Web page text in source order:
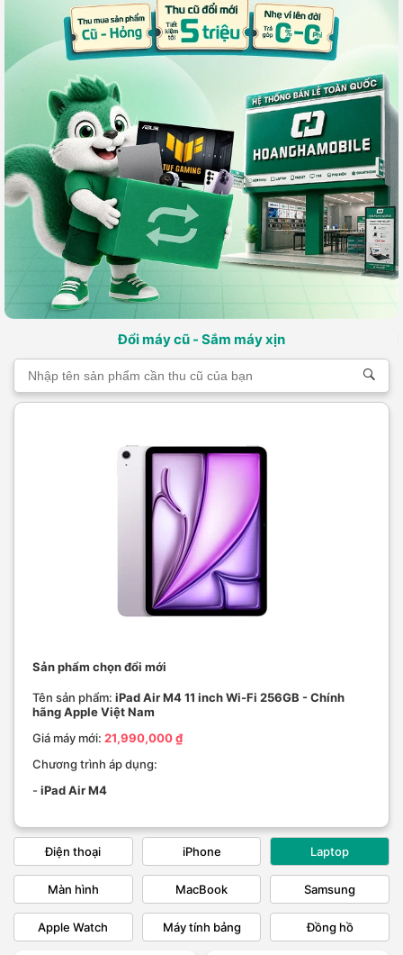
Đổi máy cũ - Sắm máy xịn
Sản phẩm chọn đổi mới
Tên sản phẩm: iPad Air M4 11 inch Wi-Fi 256GB - Chính
hãng Apple Việt Nam
Giá máy mới: 21,990,000 ₫
Chương trình áp dụng:
- iPad Air M4
Điện thoại iPhone Laptop
Màn hình MacBook Samsung
Apple Watch Máy tính bảng Đồng hồ